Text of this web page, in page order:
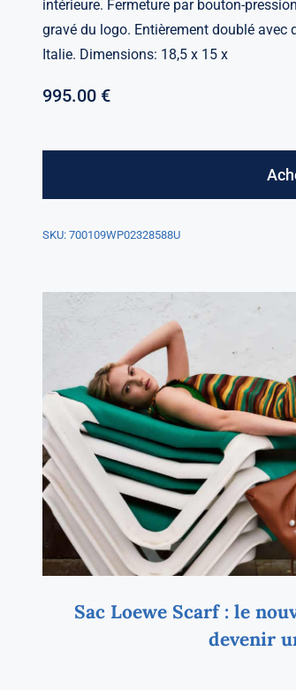
intérieure. Fermeture par bouton-
gravé du logo. Entièrement doublé avec
Italie. Dimensions: 18,5 x 15 x
995.00 €
SKU: 700109WP02328588U
Sac Loewe Scarf : le
devenir